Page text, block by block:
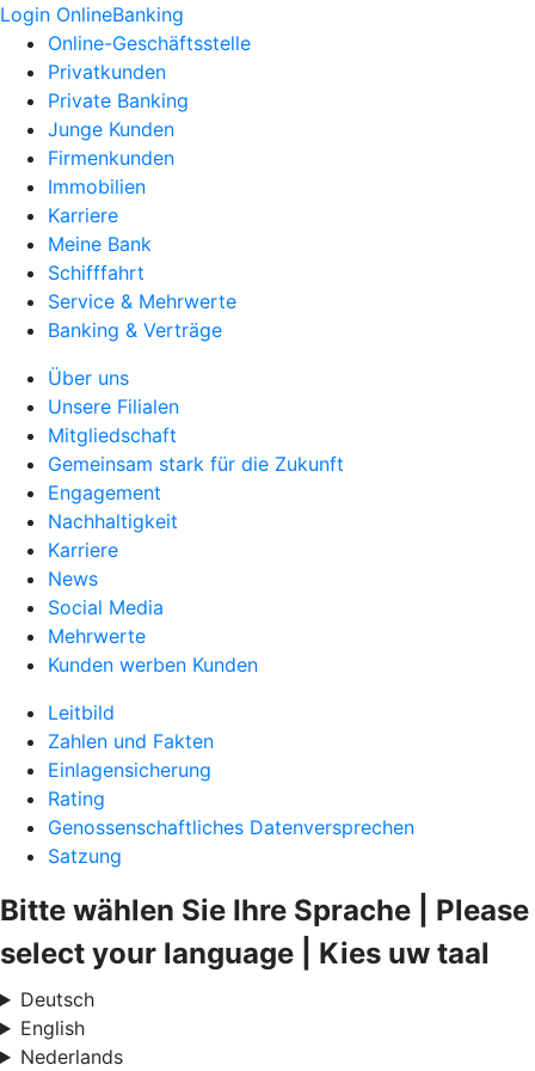
Login OnlineBanking
Online-Geschäftsstelle
Privatkunden
Private Banking
Junge Kunden
Firmenkunden
Immobilien
Karriere
Meine Bank
Schifffahrt
Service & Mehrwerte
Banking & Verträge
Über uns
Unsere Filialen
Mitgliedschaft
Gemeinsam stark für die Zukunft
Engagement
Nachhaltigkeit
Karriere
News
Social Media
Mehrwerte
Kunden werben Kunden
Leitbild
Zahlen und Fakten
Einlagensicherung
Rating
Genossenschaftliches Datenversprechen
Satzung
Bitte wählen Sie Ihre Sprache | Please
select your language | Kies uw taal
Deutsch
English
Nederlands